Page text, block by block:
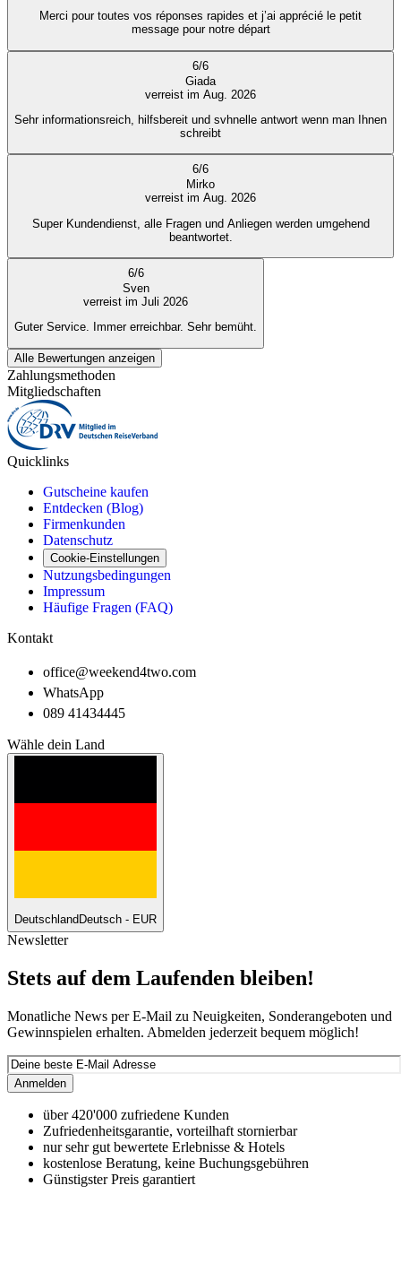
Merci pour toutes vos réponses rapides et j’ai apprécié le petit
message pour notre départ
6/6
Giada
verreist im Aug. 2026
Sehr informationsreich, hilfsbereit und svhnelle antwort wenn man Ihnen
schreibt
6/6
Mirko
verreist im Aug. 2026
Super Kundendienst, alle Fragen und Anliegen werden umgehend
beantwortet.
6/6
Sven
verreist im Juli 2026
Guter Service. Immer erreichbar. Sehr bemüht.
Alle Bewertungen anzeigen
Zahlungsmethoden
Mitgliedschaften
Quicklinks
Gutscheine kaufen
Entdecken (Blog)
Firmenkunden
Datenschutz
Cookie-Einstellungen
Nutzungsbedingungen
Impressum
Häufige Fragen (FAQ)
Kontakt
office@weekend4two.com
WhatsApp
089 41434445
Wähle dein Land
Deutschland Deutsch - EUR
Newsletter
Stets auf dem Laufenden bleiben!
Monatliche News per E-Mail zu Neuigkeiten, Sonderangeboten und
Gewinnspielen erhalten. Abmelden jederzeit bequem möglich!
Anmelden
über 420'000 zufriedene Kunden
Zufriedenheitsgarantie, vorteilhaft stornierbar
nur sehr gut bewertete Erlebnisse & Hotels
kostenlose Beratung, keine Buchungsgebühren
Günstigster Preis garantiert